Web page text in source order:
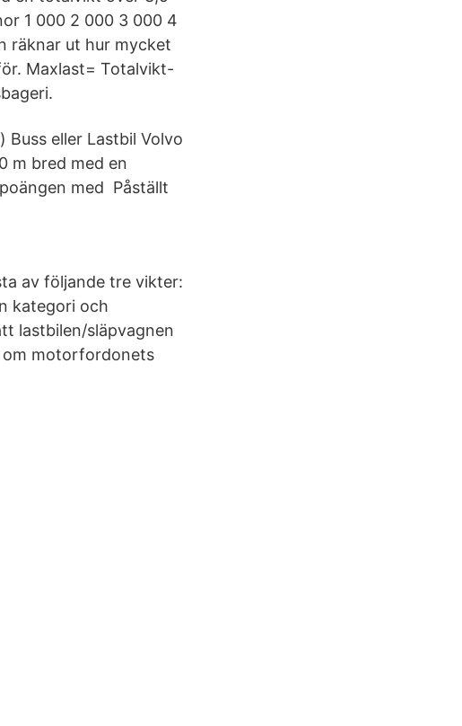
1 000 2 000 3 000 4
räknar ut hur mycket
Maxlast= Totalvikt-
eller Lastbil Volvo
m bred med en
med Påställt
av följande tre vikter:
kategori och
lastbilen/släpvagnen
om motorfordonets